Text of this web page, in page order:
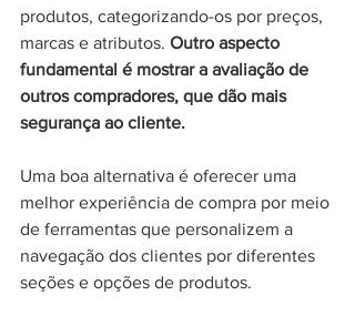
produtos, categorizando-os por preços,
marcas e atributos. Outro aspecto
fundamental é mostrar a avaliação de
outros compradores, que dão mais
segurança ao cliente.
Uma boa alternativa é oferecer uma
melhor experiência de compra por meio
de ferramentas que personalizem a
navegação dos clientes por diferentes
seções e opções de produtos.